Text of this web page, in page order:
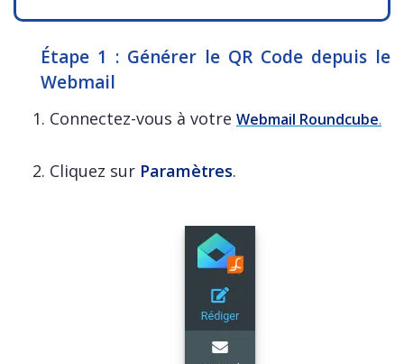
Étape 1 : Générer le QR Code depuis le
Webmail
Connectez-vous à votre Webmail Roundcube.
Cliquez sur Paramètres.